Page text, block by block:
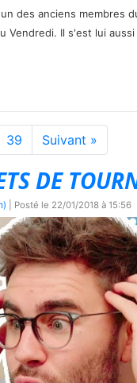
des anciens membres
Vendredi. Il s'est lui
39 Suivant »
DE
| Posté le 22/01/2018 à 15:56